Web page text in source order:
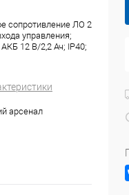
сопротивление ЛО 2
управления;
12 В/2,2 Ач; IP40;
арсенал